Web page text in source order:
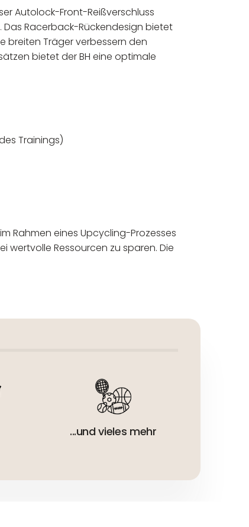
Autolock-Front-Reißverschluss
Racerback-Rückendesign bietet
breiten Träger verbessern den
bietet der BH eine optimale
Trainings)
Rahmen eines Upcycling-Prozesses
Ressourcen zu sparen. Die
...und vieles mehr